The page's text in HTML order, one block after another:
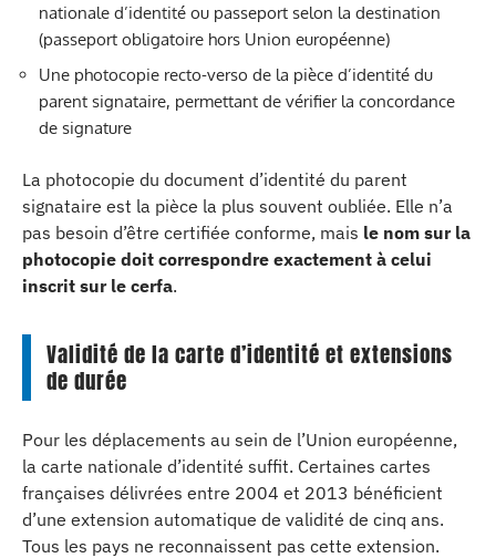
nationale d’identité ou passeport selon la destination
(passeport obligatoire hors Union européenne)
Une photocopie recto-verso de la pièce d’identité du
parent signataire, permettant de vérifier la concordance
de signature
La photocopie du document d’identité du parent
signataire est la pièce la plus souvent oubliée. Elle n’a
pas besoin d’être certifiée conforme, mais le nom sur la
photocopie doit correspondre exactement à celui
inscrit sur le cerfa.
Validité de la carte d’identité et extensions
de durée
Pour les déplacements au sein de l’Union européenne,
la carte nationale d’identité suffit. Certaines cartes
françaises délivrées entre 2004 et 2013 bénéficient
d’une extension automatique de validité de cinq ans.
Tous les pays ne reconnaissent pas cette extension.